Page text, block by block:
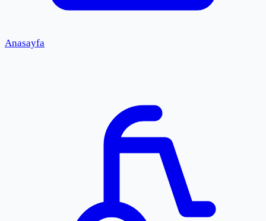
Anasayfa